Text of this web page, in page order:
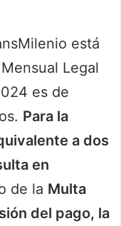
está
Legal
es de
Para la
a dos
en
de la Multa
del pago, la